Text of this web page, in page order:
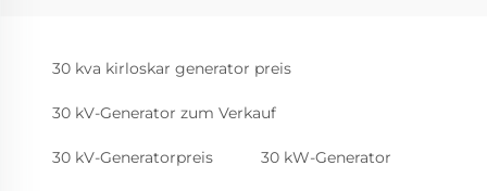
30 kva kirloskar generator preis
30 kV-Generator zum Verkauf
30 kV-Generatorpreis 30 kW-Generator